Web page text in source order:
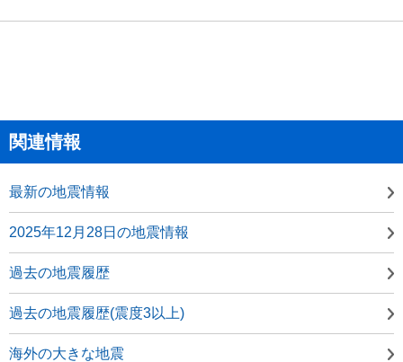
関連情報
最新の地震情報
2025年12月28日の地震情報
過去の地震履歴
過去の地震履歴(震度3以上)
海外の大きな地震